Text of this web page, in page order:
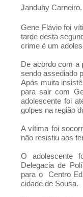
São
São
entrega
Jovem
para
Janduhy Carneiro.
Gene Flávio foi
tarde desta
crime é um
De acordo com a
sendo assediado
Após muita
para sair com
adolescente foi
golpes na região
A vítima foi
não resistiu aos
O adolescente
Delegacia de
para o Centro
cidade de Sousa.